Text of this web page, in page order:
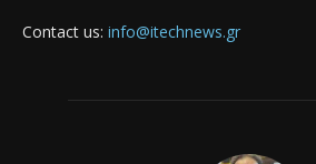
Contact us: info@itechnews.gr